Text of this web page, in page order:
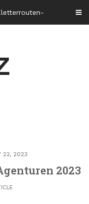
22, 2023
2023